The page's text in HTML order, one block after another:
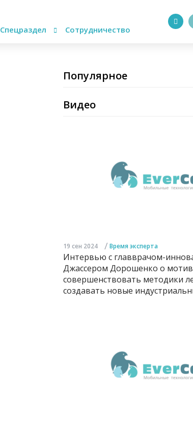
Спецраздел Сотрудничество
Популярное
Видео
19 сен 2024 / Время эксперта
Интервью с главврачом-
Джассером Дорошенко о
совершенствовать методики
создавать новые